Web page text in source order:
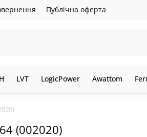
Публічна оферта
LVT LogicPower Awattom
(002020)